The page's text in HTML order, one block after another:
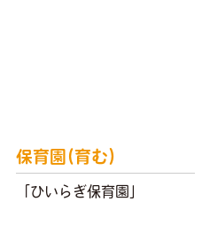
保育園(育む)
「ひいらぎ保育園」